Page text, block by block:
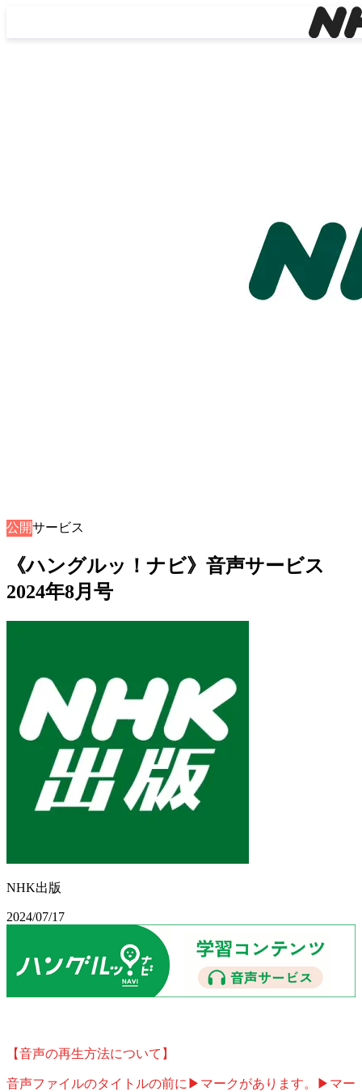
公開
音声サービス
《ハングルッ！ナビ》音声サービス
2024年8月号
NHK出版
2024/07/17
【音声の再生方法について】
音声ファイルのタイトルの前に▶マークがあります。▶マー